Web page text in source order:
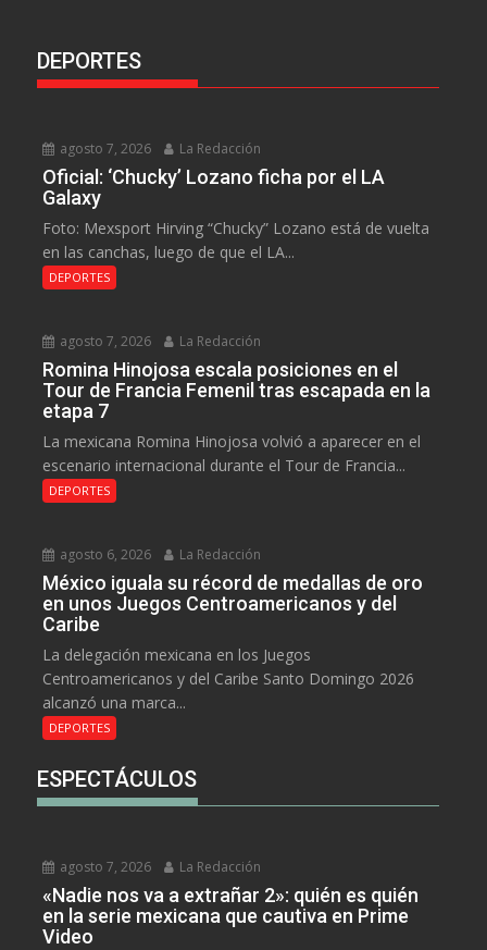
DEPORTES
agosto 7, 2026 La Redacción
Oficial: ‘Chucky’ Lozano ficha por el LA
Galaxy
Foto: Mexsport Hirving “Chucky” Lozano está de vuelta
en las canchas, luego de que el LA...
DEPORTES
agosto 7, 2026 La Redacción
Romina Hinojosa escala posiciones en el
Tour de Francia Femenil tras escapada en la
etapa 7
La mexicana Romina Hinojosa volvió a aparecer en el
escenario internacional durante el Tour de Francia...
DEPORTES
agosto 6, 2026 La Redacción
México iguala su récord de medallas de oro
en unos Juegos Centroamericanos y del
Caribe
La delegación mexicana en los Juegos
Centroamericanos y del Caribe Santo Domingo 2026
alcanzó una marca...
DEPORTES
ESPECTÁCULOS
agosto 7, 2026 La Redacción
«Nadie nos va a extrañar 2»: quién es quién
en la serie mexicana que cautiva en Prime
Video